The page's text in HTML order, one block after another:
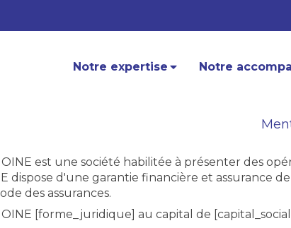
Notre expertise Notre
est une société habilitée à présenter des
dispose d'une garantie financière et assurance
des assurances.
[forme_juridique] au capital de